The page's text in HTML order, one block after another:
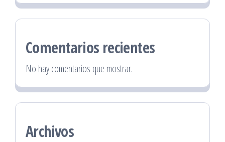
Comentarios recientes
No hay comentarios que mostrar.
Archivos